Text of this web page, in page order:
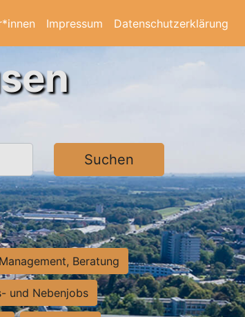
Impressum Datenschutzerklärung
Suchen
Management, Beratung
und Nebenjobs